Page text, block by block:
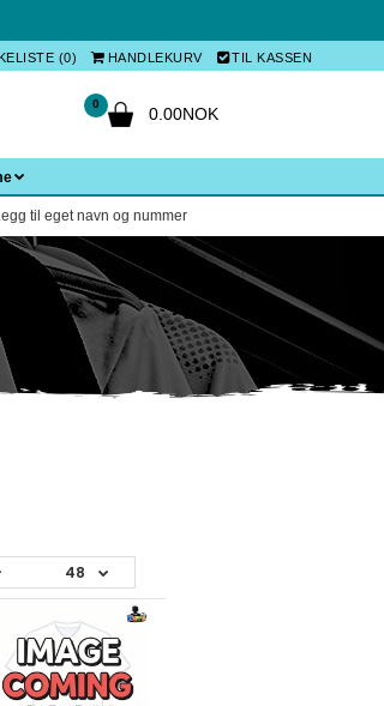
(0) HANDLEKURV TIL KASSEN
0
0.00NOK
til eget navn og nummer